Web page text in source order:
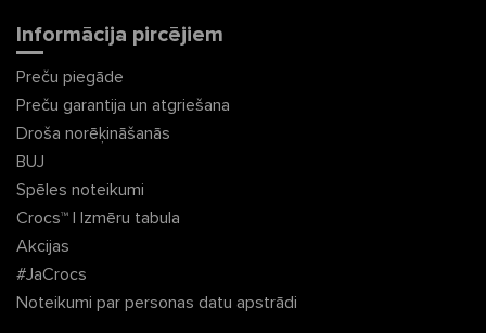
Informācija pircējiem
Preču piegāde
Preču garantija un atgriešana
Droša norēķināšanās
BUJ
Spēles noteikumi
Crocs™ | Izmēru tabula
Akcijas
#JaCrocs
Noteikumi par personas datu apstrādi